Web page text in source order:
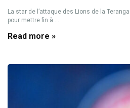
La star de l’attaque des Lions de la
pour mettre fin à ...
Read more »